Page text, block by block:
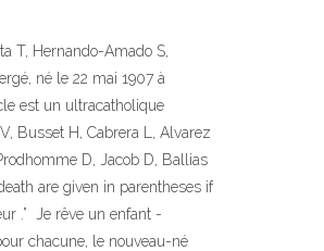
T, Hernando-Amado S,
né le 22 mai 1907 à
est un ultracatholique
Busset H, Cabrera L, Alvarez
D, Jacob D, Ballias
are given in parentheses if
.” Je rêve un enfant -
chacune, le nouveau-né